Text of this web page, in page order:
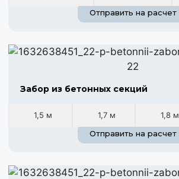
Отправить на расчет
Забор из бетонных секций
1,5 м 1,7 м 1,8 м
Отправить на расчет